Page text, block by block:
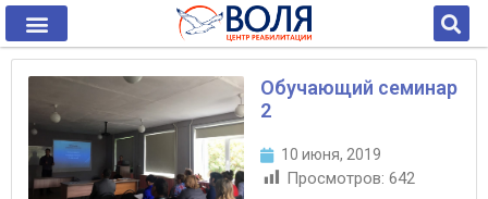
Обучающий семинар
2
10 июня, 2019
Просмотров: 642